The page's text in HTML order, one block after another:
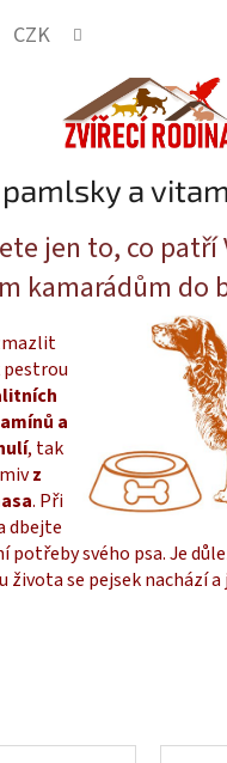
CZK
a
jen to, co patří
kamarádům do
pestrou
a
, tak
z
. Při
dbejte
potřeby svého psa. Je
života se pejsek nachází